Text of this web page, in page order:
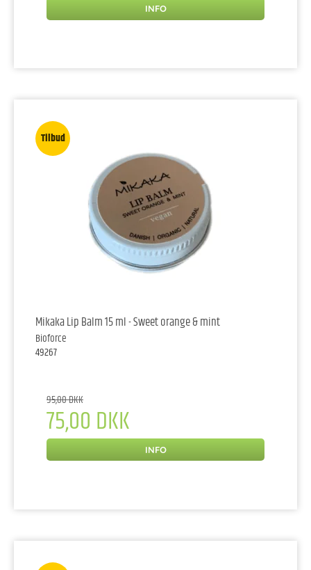
INFO
Tilbud
Mikaka Lip Balm 15 ml - Sweet orange & mint
Bioforce
49267
95,00 DKK
75,00 DKK
INFO